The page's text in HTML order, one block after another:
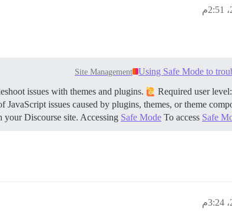
Using Safe Mode to
Site Management
issues with themes and plugins.
Required user
JavaScript issues caused by plugins, themes, or theme
your Discourse site. Accessing Safe Mode To access Safe